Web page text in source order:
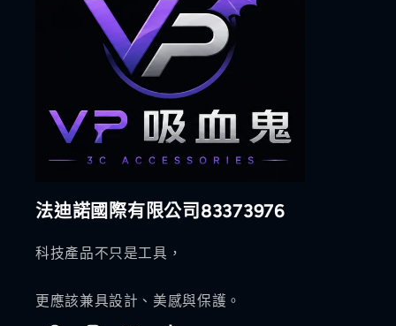
法迪諾國際有限公司83373976
科技產品不只是工具，
更應該兼具設計、美感與保護。